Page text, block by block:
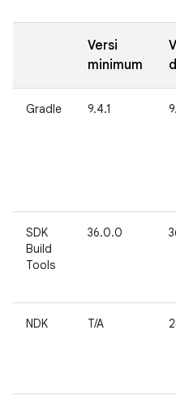
Versi
minimum
Gradle 9.4.1
SDK
Build
Tools
36.0.0
NDK T/A